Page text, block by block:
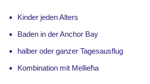
Kinder jeden Alters
Baden in der Anchor Bay
halber oder ganzer Tagesausflug
Kombination mit Mellieħa